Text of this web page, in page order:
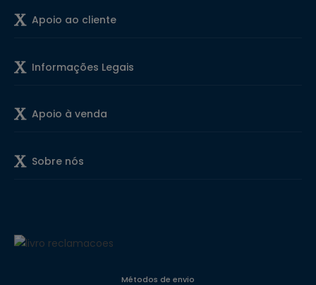
Apoio ao cliente
Informações Legais
Apoio à venda
Sobre nós
Métodos de envio